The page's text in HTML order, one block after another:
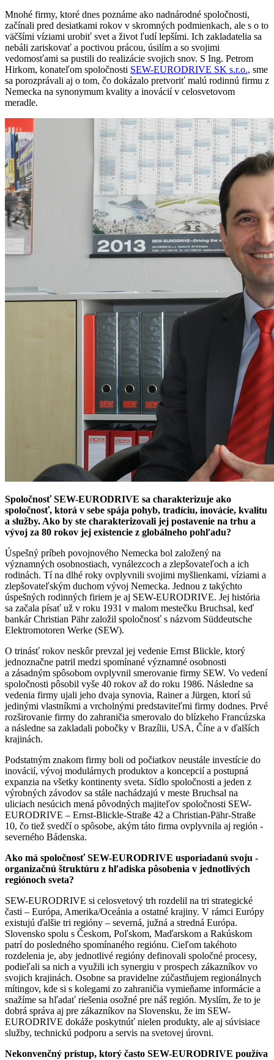
Mnohé firmy, ktoré dnes poznáme ako nadnárodné spoločnosti,
začínali pred desiatkami rokov v skromných podmienkach, ale s o to
väčšími víziami urobiť svet a život ľudí lepšími. Ich zakladatelia sa
nebáli zariskovať a poctivou prácou, úsilím a so svojimi
vedomosťami sa pustili do realizácie svojich snov. S Ing. Petrom
Hirkom, konateľom spoločnosti SEW-EURODRIVE SK s.r.o., sme
sa porozprávali aj o tom, čo dokázalo pretvoriť malú rodinnú firmu z
Nemecka na synonymum kvality a inovácií v celosvetovom
meradle.
Spoločnosť SEW-EURODRIVE sa charakterizuje ako
spoločnosť, ktorá v sebe spája pohyb, tradíciu, inovácie, kvalitu
a služby. Ako by ste charakterizovali jej postavenie na trhu a
vývoj za 80 rokov jej existencie z globálneho pohľadu?
Úspešný príbeh povojnového Nemecka bol založený na
významných osobnostiach, vynálezcoch a zlepšovateľoch a ich
rodinách. Tí na dlhé roky ovplyvnili svojimi myšlienkami, víziami a
zlepšovateľským duchom vývoj Nemecka. Jednou z takýchto
úspešných rodinných firiem je aj SEW-EURODRIVE. Jej história
sa začala písať už v roku 1931 v malom mestečku Bruchsal, keď
bankár Christian Pähr založil spoločnosť s názvom Süddeutsche
Elektromotoren Werke (SEW).
O trinásť rokov neskôr prevzal jej vedenie Ernst Blickle, ktorý
jednoznačne patril medzi spomínané významné osobnosti
a zásadným spôsobom ovplyvnil smerovanie firmy SEW. Vo vedení
spoločnosti pôsobil vyše 40 rokov až do roku 1986. Následne sa
vedenia firmy ujali jeho dvaja synovia, Rainer a Jürgen, ktorí sú
jedinými vlastníkmi a vrcholnými predstaviteľmi firmy dodnes. Prvé
rozširovanie firmy do zahraničia smerovalo do blízkeho Francúzska
a následne sa zakladali pobočky v Brazílii, USA, Číne a v ďalších
krajinách.
Podstatným znakom firmy boli od počiatkov neustále investície do
inovácií, vývoj modulárnych produktov a koncepcií a postupná
expanzia na všetky kontinenty sveta. Sídlo spoločnosti a jeden z
výrobných závodov sa stále nachádzajú v meste Bruchsal na
uliciach nesúcich mená pôvodných majiteľov spoločnosti SEW-
EURODRIVE – Ernst-Blickle-Straße 42 a Christian-Pähr-Straße
10, čo tiež svedčí o spôsobe, akým táto firma ovplyvnila aj región ­
severného Bádenska.
Ako má spoločnosť SEW-EURODRIVE usporiadanú svoju ­
organizačnú štruktúru z hľadiska pôsobenia v jednotlivých
regiónoch sveta?
SEW-EURODRIVE si celosvetový trh rozdelil na tri strategické
časti – Európa, Amerika/Oceánia a ostatné krajiny. V rámci Európy
existujú ďalšie tri regióny – severná, južná a stredná Európa.
Slovensko spolu s Českom, Poľskom, Maďarskom a Rakúskom
patrí do ­posledného spomínaného regiónu. Cieľom takéhoto
rozdelenia je, aby jednotlivé regióny definovali spoločné procesy,
podieľali sa nich a využili ich synergiu v prospech zákazníkov vo
svojich ­krajinách. Osobne sa pravidelne zúčastňujem regionálnych
mítingov, kde si s kolegami zo zahraničia vymieňame informácie a
snažíme sa ­hľadať riešenia osožné pre náš región. Myslím, že to je
dobrá správa aj pre zákazníkov na Slovensku, že im SEW-
EURODRIVE dokáže poskytnúť nielen produkty, ale aj súvisiace
služby, technickú podporu a servis na svetovej úrovni.
Nekonvenčný prístup, ktorý často SEW-EURODRIVE používa